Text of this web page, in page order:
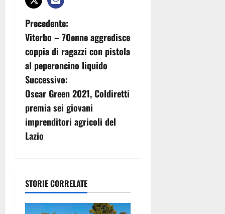
N
a
v
i
g
a
i
o
Precedente:
Viterbo – 70enne aggredisce
coppia di ragazzi con pistola
al peperoncino liquido
Successivo:
Oscar Green 2021, Coldiretti
premia sei giovani
imprenditori agricoli del
Lazio
STORIE CORRELATE